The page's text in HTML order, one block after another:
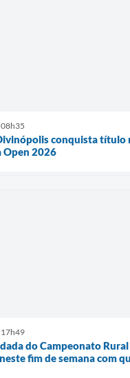
08h35
conquista título
Open 2026
17h49
do Campeonato Rural
fim de semana com